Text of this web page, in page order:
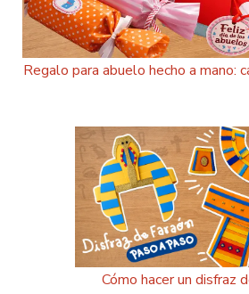
Regalo para abuelo hecho a mano:
Cómo hacer un disfraz